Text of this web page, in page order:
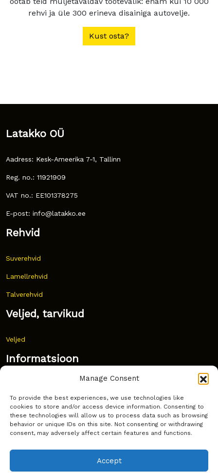
Manage Consent
To provide the best experiences, we use technologies like
cookies to store and/or access device information. Consenting to
these technologies will allow us to process data such as browsing
behavior or unique IDs on this site. Not consenting or withdrawing
consent, may adversely affect certain features and functions.
Accept
rehvi ja üle 300 erineva disainiga autovelje.
Kust osta?
Latakko OÜ
Aadress: Kesk-Ameerika 7-1, Tallinn
Reg. no.: 11921909
VAT no.: EE101378275
E-post: info@latakko.ee
Rehvid
Suverehvid
Lamellrehvid
Talverehvid
Veljed, tarvikud
Veljed
Informatsioon
Korduma kippuvad küsimused
Kust osta?
Küpsiste poliitika